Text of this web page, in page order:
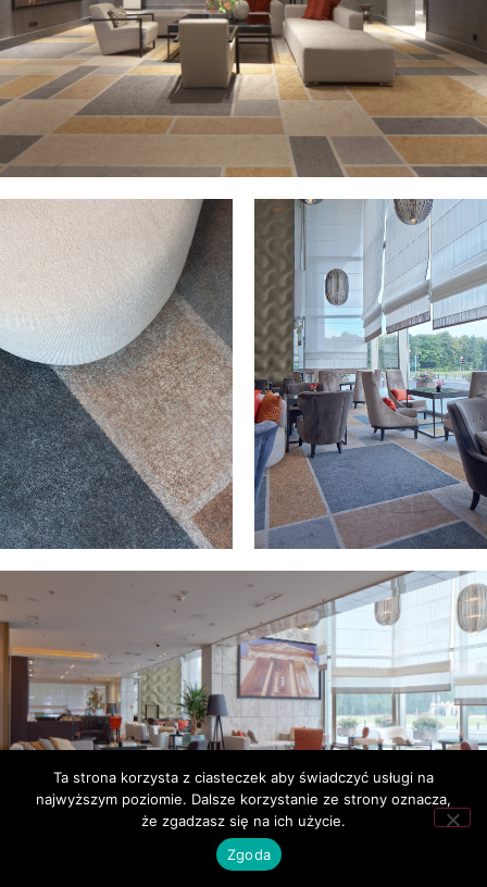
Ta strona korzysta z ciasteczek aby świadczyć usługi na
najwyższym poziomie. Dalsze korzystanie ze strony oznacza,
że zgadzasz się na ich użycie.
Zgoda